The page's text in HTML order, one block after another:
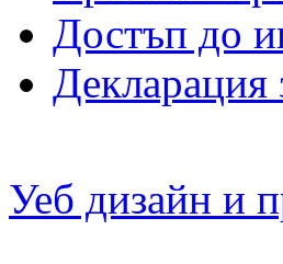
Достъп до
Декларация
Уеб дизайн и